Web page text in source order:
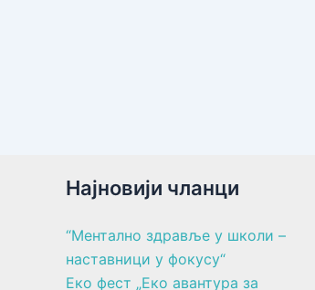
Најновији чланци
“Ментално здравље у школи –
наставници у фокусу“
Еко фест „Еко авантура за